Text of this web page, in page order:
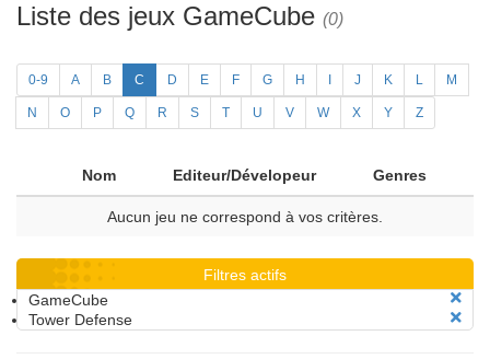
Liste des jeux GameCube (0)
0-9 A B C D E F G H J K L M
N O P Q R S T U V W X Y Z
Nom Editeur/Dévelopeur Genres
Aucun jeu ne correspond à vos critères.
Filtres actifs
GameCube
Tower Defense